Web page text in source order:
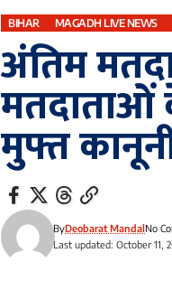
BIHAR MAGADH LIVE NEWS
अंतिम
मतदाताओं
मुफ्त
Last updated: October 11,
ByDeobarat MandalNo